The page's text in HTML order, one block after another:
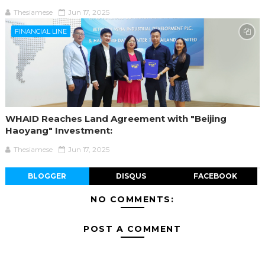
Thesiamese Jun 17, 2025
FINANCIAL LINE
WHAID Reaches Land Agreement with "Beijing
Haoyang" Investment:
Thesiamese Jun 17, 2025
BLOGGER DISQUS FACEBOOK
NO COMMENTS:
POST A COMMENT